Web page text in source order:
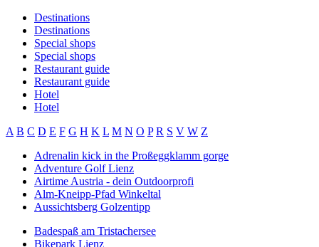
Destinations
Destinations
Special shops
Special shops
Restaurant guide
Restaurant guide
Hotel
Hotel
A B C D E F G H K L M N O P R S V W Z
Adrenalin kick in the Proßeggklamm gorge
Adventure Golf Lienz
Airtime Austria - dein Outdoorprofi
Alm-Kneipp-Pfad Winkeltal
Aussichtsberg Golzentipp
Badespaß am Tristachersee
Bikepark Lienz